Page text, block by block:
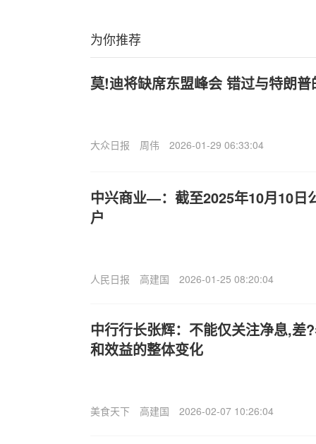
为你推荐
莫!迪将缺席东盟峰会 错过与特朗普
大众日报 周伟 2026-01-29 06:33:04
中兴商业—：截至2025年10月10日
户
人民日报 高建国 2026-01-25 08:20:04
中行行长张辉：不能仅关注净息,差
和效益的整体变化
美食天下 高建国 2026-02-07 10:26:04